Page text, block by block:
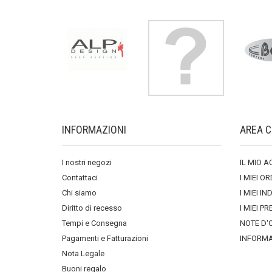
INFORMAZIONI
I nostri negozi
Contattaci
Chi siamo
Diritto di recesso
Tempi e Consegna
Pagamenti e Fatturazioni
Nota Legale
Buoni regalo
AREA
IL MIO
I MIEI
I MIEI
I MIEI
NOTE